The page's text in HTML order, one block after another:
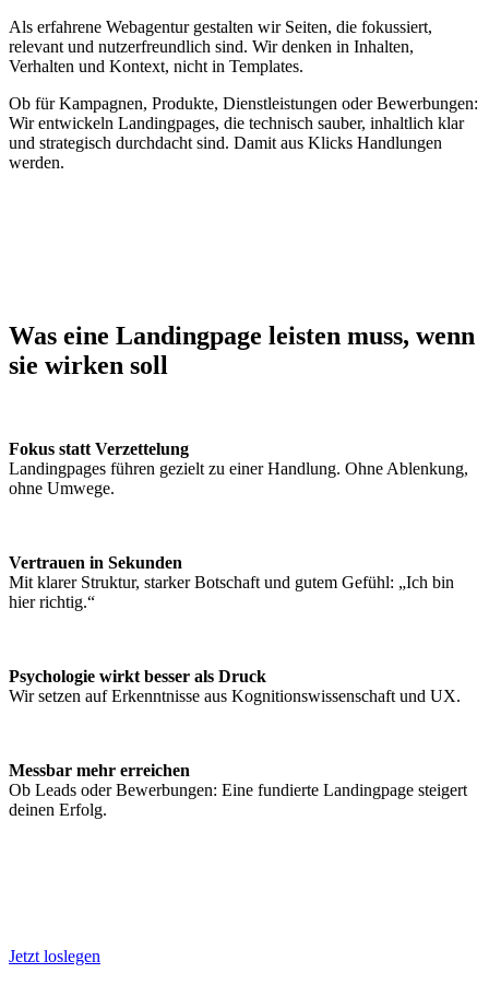
Als erfahrene Webagentur gestalten wir Seiten, die fokussiert,
relevant und nutzerfreundlich sind. Wir denken in Inhalten,
Verhalten und Kontext, nicht in Templates.
Ob für Kampagnen, Produkte, Dienstleistungen oder Bewerbungen:
Wir entwickeln Landingpages, die technisch sauber, inhaltlich klar
und strategisch durchdacht sind. Damit aus Klicks Handlungen
werden.
Was eine Landingpage leisten muss, wenn
sie wirken soll
Fokus statt Verzettelung
Landingpages führen gezielt zu einer Handlung. Ohne Ablenkung,
ohne Umwege.
Vertrauen in Sekunden
Mit klarer Struktur, starker Botschaft und gutem Gefühl: „Ich bin
hier richtig.“
Psychologie wirkt besser als Druck
Wir setzen auf Erkenntnisse aus Kognitionswissenschaft und UX.
Messbar mehr erreichen
Ob Leads oder Bewerbungen: Eine fundierte Landingpage steigert
deinen Erfolg.
Jetzt loslegen